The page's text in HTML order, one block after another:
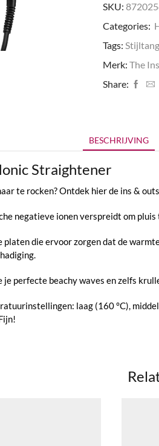
SKU:
Categories:
Tags: Stijltang
Merk: The
Share:
BESCHRIJVING
Straightener
te rocken? Ontdek hier de ins &
negatieve ionen verspreidt om
platen die ervoor zorgen dat de
perfecte beachy waves en zelfs
laag (160 °C), middel